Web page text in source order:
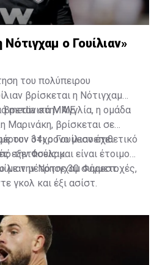
ο Γουίλιαν»
του πολύπειρου
βρίσκεται η Νότιγχαμ
βρετανικά ΜΜΕ.
media στην Αγγλία, η ομάδα
Μαρινάκη, βρίσκεται σε
τον 34χρονο μεσοεπιθετικό
την Φούλαμ.
ότι ο Γουίλιαν έχει
εξετάσεις και είναι έτοιμος
με την Νότιγχαμ Φόρεστ.
μέτρησε 30 συμμετοχές,
γκολ και έξι ασίστ.